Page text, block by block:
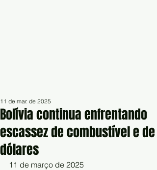
Bolívia continua enfrentando
escassez de combustível e de
dólares
11 de mar. de 2025
11 de março de 2025